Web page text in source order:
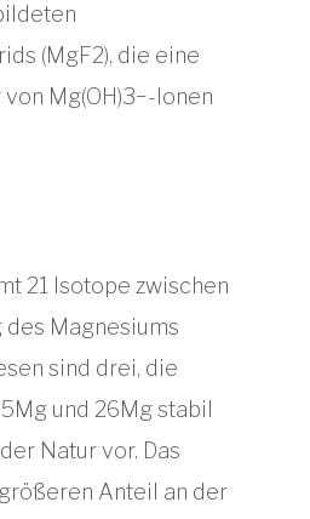
(MgF2), die eine
Mg(OH)3−-Ionen
21 Isotope zwischen
des Magnesiums
sind drei, die
und 26Mg stabil
Natur vor. Das
Anteil an der